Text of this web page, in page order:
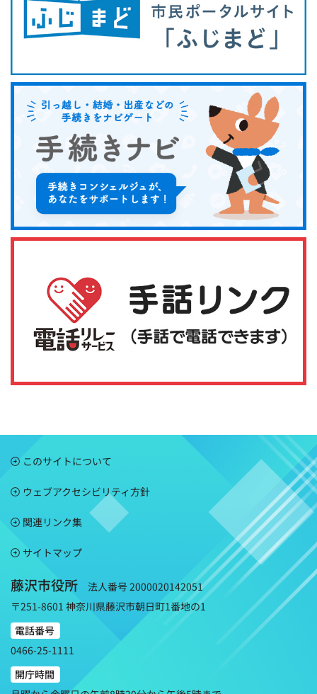
このサイトについて
ウェブアクセシビリティ方針
関連リンク集
サイトマップ
藤沢市役所
法人番号 2000020142051
〒251-8601 神奈川県藤沢市朝日町1番地の1
電話番号
0466-25-1111
開庁時間